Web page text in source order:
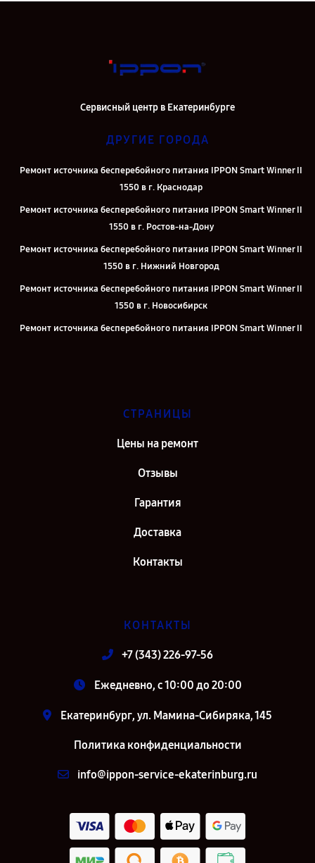
Сервисный центр в Екатеринбурге
ДРУГИЕ ГОРОДА
Ремонт источника бесперебойного питания IPPON Smart Winner II
1550 в г. Краснодар
Ремонт источника бесперебойного питания IPPON Smart Winner II
1550 в г. Ростов-на-Дону
Ремонт источника бесперебойного питания IPPON Smart Winner II
1550 в г. Нижний Новгород
Ремонт источника бесперебойного питания IPPON Smart Winner II
1550 в г. Новосибирск
Ремонт источника бесперебойного питания IPPON Smart Winner II
Ремонт источника бесперебойного питания IPPON Smart Winner II
Ремонт источника бесперебойного питания IPPON Smart Winner II
СТРАНИЦЫ
Цены на ремонт
Отзывы
Гарантия
Доставка
Контакты
КОНТАКТЫ
+7 (343) 226-97-56
Ежедневно, с 10:00 до 20:00
Екатеринбург, ул. Мамина-Сибиряка, 145
Политика конфиденциальности
info@ippon-service-ekaterinburg.ru